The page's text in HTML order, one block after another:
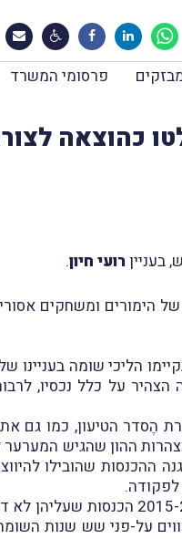
פרסומי המשרד
כהוצאה
רועי חיון.
של הימורים ומשחקים
התקיימו הליכי שומה
למשיב (פקיד-שומה יחידה ארצית לשומה) על-פי דרישתו, הצהרת הון
הֶסדר הטיעון, כמו גם את
במסגרתה של שומה זו תסוּוגנה ההכנסות
על-פני שש שנות